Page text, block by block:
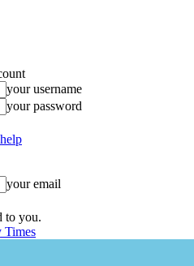
your username
your password
your email
to you.
Times